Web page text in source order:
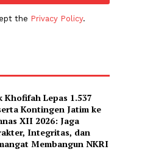
the Privacy Policy.
Khofifah Lepas 1.537
Kontingen Jatim ke
XII 2026: Jaga
Integritas, dan
Membangun NKRI